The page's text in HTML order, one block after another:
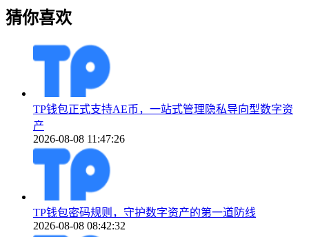
猜你喜欢
TP钱包正式支持AE币，一站式管理隐私导向型数字资
产
2026-08-08 11:47:26
TP钱包密码规则，守护数字资产的第一道防线
2026-08-08 08:42:32